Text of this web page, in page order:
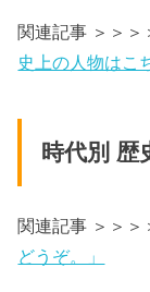
関連記事 ＞＞＞
史上の人物はこ
時代別 歴
関連記事 ＞＞＞
どうぞ。」